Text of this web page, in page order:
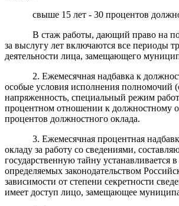
свыше 15 лет - 30 процентов
В стаж работы, дающий право на
за выслугу лет включаются все периоды
деятельности лица, замещающего
2. Ежемесячная надбавка к
особые условия исполнения полномочий
напряженность, специальный режим
процентном отношении к должностному
процентов должностного оклада.
3. Ежемесячная процентная
окладу за работу со сведениями,
государственную тайну устанавливается
определяемых законодательством
зависимости от степени секретности
имеет доступ лицо, замещающее